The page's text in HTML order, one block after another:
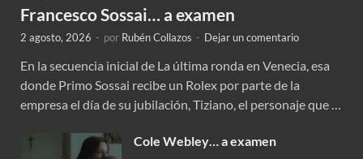
Francesco Sossai… a examen
2 agosto, 2026 - por Rubén Collazos - Dejar un comentario
En la secuencia inicial de La última ronda en Venecia, esa
donde Primo Sossai recibe un Rolex por parte de la
empresa el día de su jubilación, Tiziano, el personaje que …
Cole Webley… a examen